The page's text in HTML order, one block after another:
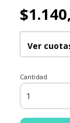
Ver
Cantidad